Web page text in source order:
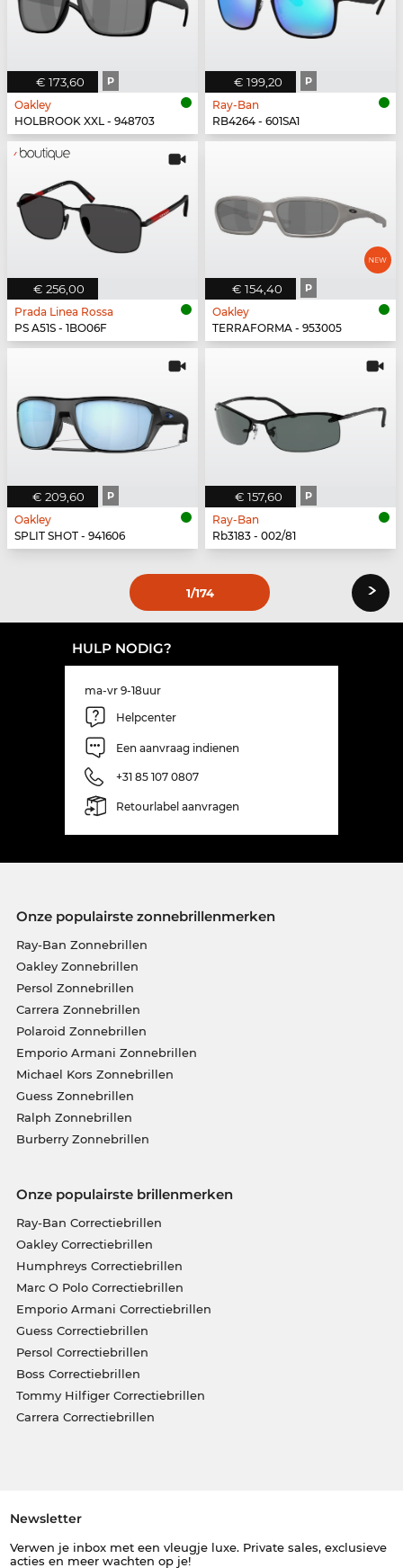
€ 173,60 P
Oakley
HOLBROOK XXL - 948703
€ 199,20 P
Ray-Ban
RB4264 - 601SA1
€ 256,00
Prada Linea Rossa
PS A51S - 1BO06F
€ 154,40 P
Oakley
TERRAFORMA - 953005
€ 209,60 P
Oakley
SPLIT SHOT - 941606
€ 157,60 P
Ray-Ban
Rb3183 - 002/81
1/174 ›
HULP NODIG?
ma-vr 9-18uur
Helpcenter
Een aanvraag indienen
+31 85 107 0807
Retourlabel aanvragen
Onze populairste zonnebrillenmerken
Ray-Ban Zonnebrillen
Oakley Zonnebrillen
Persol Zonnebrillen
Carrera Zonnebrillen
Polaroid Zonnebrillen
Emporio Armani Zonnebrillen
Michael Kors Zonnebrillen
Guess Zonnebrillen
Ralph Zonnebrillen
Burberry Zonnebrillen
Onze populairste brillenmerken
Ray-Ban Correctiebrillen
Oakley Correctiebrillen
Humphreys Correctiebrillen
Marc O Polo Correctiebrillen
Emporio Armani Correctiebrillen
Guess Correctiebrillen
Persol Correctiebrillen
Boss Correctiebrillen
Tommy Hilfiger Correctiebrillen
Carrera Correctiebrillen
Newsletter
Verwen je inbox met een vleugje luxe. Private sales, exclusieve
acties en meer wachten op je!